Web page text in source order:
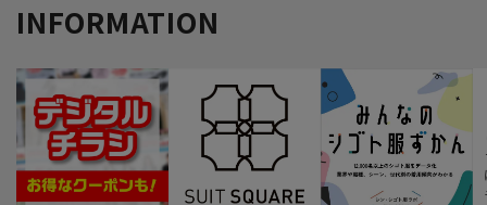
INFORMATION